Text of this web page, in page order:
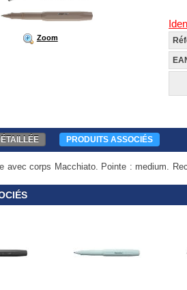
Zoom
PRODUITS ASSOCIÉS
avec corps Macchiato. Pointe : medium.